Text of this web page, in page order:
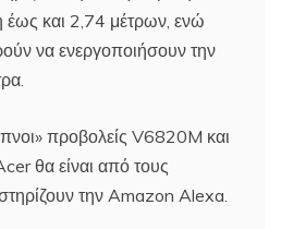
και 2,74 μέτρων, ενώ
να ενεργοποιήσουν την
προβολείς V6820M και
θα είναι από τους
την Amazon Alexa.